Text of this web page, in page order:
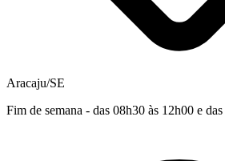
Aracaju/SE
Fim de semana - das 08h30 às 12h00 e